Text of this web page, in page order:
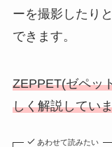
ーを撮影したり
できます。
ZEPPET(ゼペッ
しく解説してい
あわせて読みたい